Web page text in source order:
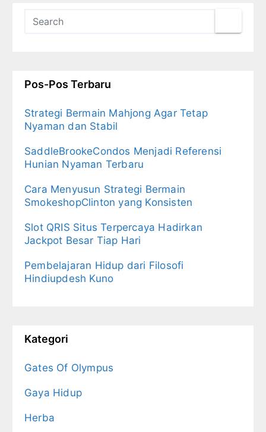
Pos-Pos Terbaru
Strategi Bermain Mahjong Agar Tetap
Nyaman dan Stabil
SaddleBrookeCondos Menjadi Referensi
Hunian Nyaman Terbaru
Cara Menyusun Strategi Bermain
SmokeshopClinton yang Konsisten
Slot QRIS Situs Terpercaya Hadirkan
Jackpot Besar Tiap Hari
Pembelajaran Hidup dari Filosofi
Hindiupdesh Kuno
Kategori
Gates Of Olympus
Gaya Hidup
Herba